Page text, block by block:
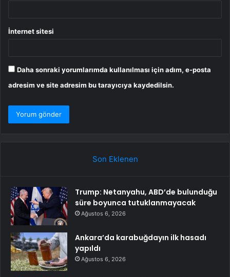
İnternet sitesi
Daha sonraki yorumlarımda kullanılması için adım, e-posta
adresim ve site adresim bu tarayıcıya kaydedilsin.
Son Eklenen
Trump: Netanyahu, ABD’de bulunduğu
süre boyunca tutuklanmayacak
Ağustos 6, 2026
Ankara’da karabuğdayın ilk hasadı
yapıldı
Ağustos 6, 2026